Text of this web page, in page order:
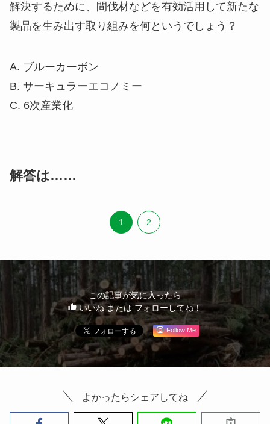
解決するために、間伐材などを有効活用して新たな
製品を生み出す取り組みを何というでしょう？
A. ブルーカーボン
B. サーキュラーエコノミー
C. 6次産業化
解答は……
1 2
この記事が気に入ったら
いいね または フォローしてね！
Follow Me
よかったらシェアしてね